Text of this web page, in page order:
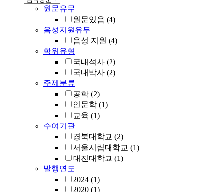
원문유무
원문있음 (4)
음성지원유무
음성 지원 (4)
학위유형
국내석사 (2)
국내박사 (2)
주제분류
공학 (2)
인문학 (1)
교육 (1)
수여기관
경북대학교 (2)
서울시립대학교 (1)
대진대학교 (1)
발행연도
2024 (1)
2020 (1)